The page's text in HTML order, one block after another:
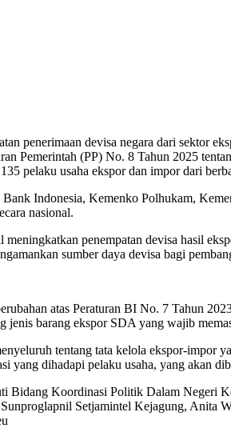
penerimaan devisa negara dari sektor
Pemerintah (PP) No. 8 Tahun 2025
pelaku usaha ekspor dan impor dari
Indonesia, Kemenko Polhukam,
nasional.
penempatan devisa hasil
sumber daya devisa bagi
atas Peraturan BI No. 7 Tahun
jenis barang ekspor SDA yang wajib
tentang tata kelola ekspor-impor
yang dihadapi pelaku usaha, yang akan
Koordinasi Politik Dalam Negeri
Setjamintel Kejagung,